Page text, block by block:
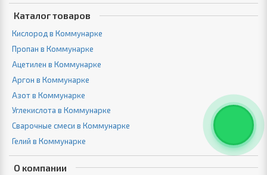
Каталог товаров
Кислород в Коммунарке
Пропан в Коммунарке
Ацетилен в Коммунарке
Аргон в Коммунарке
Азот в Коммунарке
Углекислота в Коммунарке
Сварочные смеси в Коммунарке
Гелий в Коммунарке
О компании